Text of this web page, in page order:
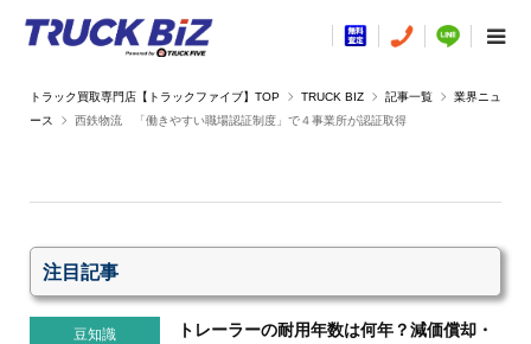
TRUCK BIZ 記事一覧
業界ニュ
ース
西鉄物流 「働きやすい職場認証制度」で４事業所が認証取得
注目記事
豆知識
トレーラーの耐用年数は何年？減価償却・